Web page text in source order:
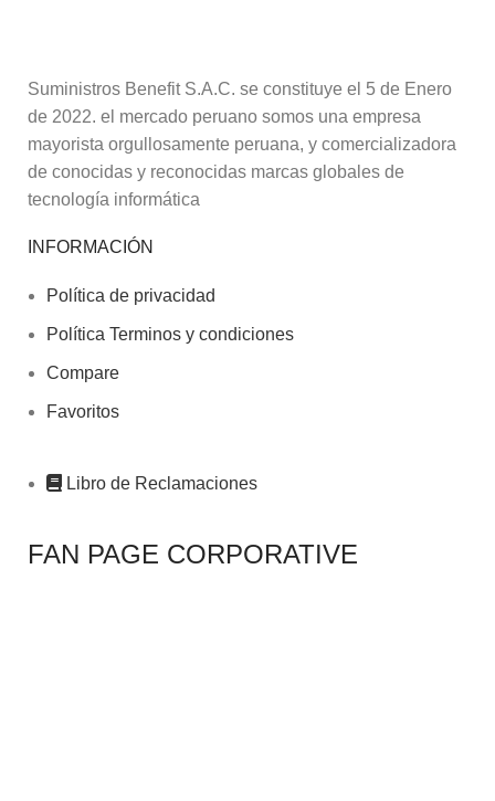
Suministros Benefit S.A.C. se constituye el 5 de Enero
de 2022. el mercado peruano somos una empresa
mayorista orgullosamente peruana, y comercializadora
de conocidas y reconocidas marcas globales de
tecnología informática
INFORMACIÓN
Política de privacidad
Política Terminos y condiciones
Compare
Favoritos
Libro de Reclamaciones
FAN PAGE CORPORATIVE